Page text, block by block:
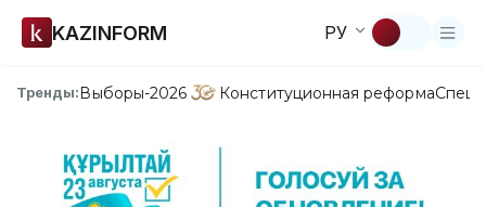
KAZINFORM РУ
Тренды:Выборы-2026 Конституционная реформа